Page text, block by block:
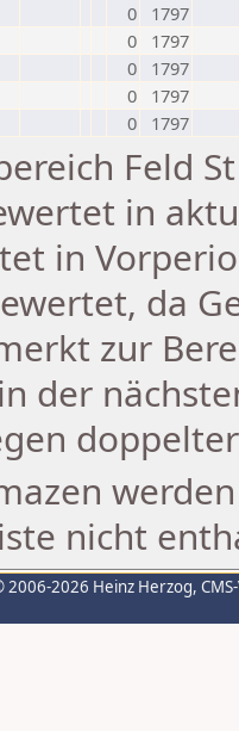
0
1797
0
1797
0
1797
0
1797
0 1797
Feld
in
in
da
zur
der
nicht
2006-2026 Heinz Herzog,